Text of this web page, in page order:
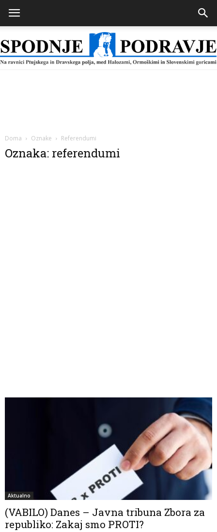
Doma Oznake Referendumi
Oznaka: referendumi
Aktualno
(VABILO) Danes – Javna tribuna Zbora za
republiko: Zakaj smo PROTI?